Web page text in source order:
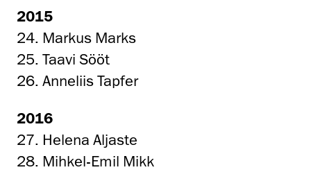
2015
24. Markus Marks
25. Taavi Sööt
26. Anneliis Tapfer
2016
27. Helena Aljaste
28. Mihkel-Emil Mikk